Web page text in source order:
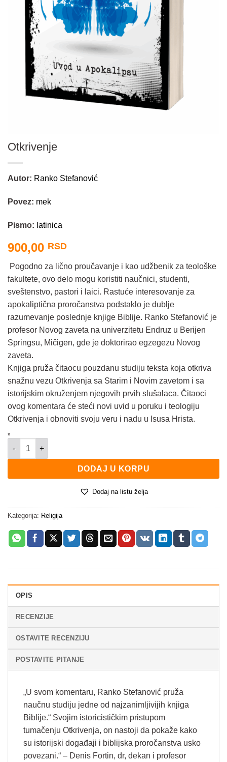
Otkrivenje
Autor: Ranko Stefanović
Povez: mek
Pismo: latinica
900,00 RSD
Pogodno za lično proučavanje i kao udžbenik za teološke
fakultete, ovo delo mogu koristiti naučnici, studenti,
sveštenstvo, pastori i laici. Rastuće interesovanje za
apokaliptična proročanstva podstaklo je dublje
razumevanje poslednje knjige Biblije. Ranko Stefanović je
profesor Novog zaveta na univerzitetu Endruz u Berijen
Springsu, Mičigen, gde je doktorirao egzegezu Novog
zaveta.
Knjiga pruža čitaocu pouzdanu studiju teksta koja otkriva
snažnu vezu Otkrivenja sa Starim i Novim zavetom i sa
istorijskim okruženjem njegovih prvih slušalaca. Čitaoci
ovog komentara će steći novi uvid u poruku i teologiju
Otkrivenja i obnoviti svoju veru i nadu u Isusa Hrista.
„
Otkrivenje količina
DODAJ U KORPU
Dodaj na listu želja
Kategorija: Religija
OPIS
RECENZIJE
OSTAVITE RECENZIJU
POSTAVITE PITANJE
„U svom komentaru, Ranko Stefanović pruža
naučnu studiju jedne od najzanimljivijih knjiga
Biblije.“ Svojim istoricističkim pristupom
tumačenju Otkrivenja, on nastoji da pokaže kako
su istorijski događaji i biblijska proročanstva usko
povezani.“ – Denis Fortin, dr, dekan i profesor